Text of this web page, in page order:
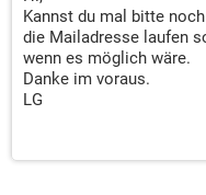
Kannst du mal bitte
die Mailadresse laufen
wenn es möglich wäre.
Danke im voraus.
LG